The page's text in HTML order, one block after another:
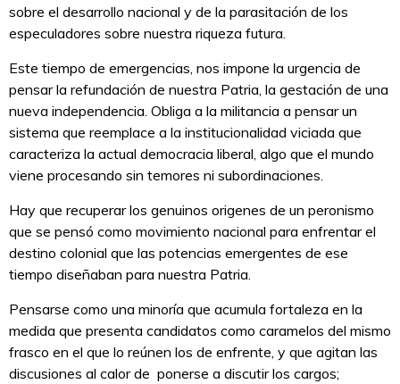
sobre el desarrollo nacional y de la parasitación de los
especuladores sobre nuestra riqueza futura.
Este tiempo de emergencias, nos impone la urgencia de
pensar la refundación de nuestra Patria, la gestación de una
nueva independencia. Obliga a la militancia a pensar un
sistema que reemplace a la institucionalidad viciada que
caracteriza la actual democracia liberal, algo que el mundo
viene procesando sin temores ni subordinaciones.
Hay que recuperar los genuinos origenes de un peronismo
que se pensó como movimiento nacional para enfrentar el
destino colonial que las potencias emergentes de ese
tiempo diseñaban para nuestra Patria.
Pensarse como una minoría que acumula fortaleza en la
medida que presenta candidatos como caramelos del mismo
frasco en el que lo reúnen los de enfrente, y que agitan las
discusiones al calor de ponerse a discutir los cargos;